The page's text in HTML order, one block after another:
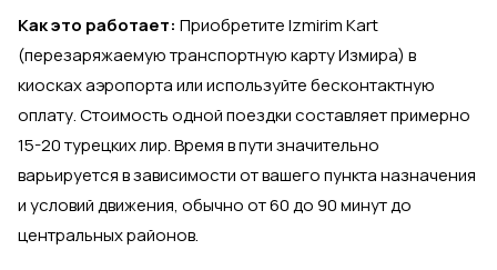
Как это работает: Приобретите Izmirim Kart
(перезаряжаемую транспортную карту Измира) в
киосках аэропорта или используйте бесконтактную
оплату. Стоимость одной поездки составляет примерно
15-20 турецких лир. Время в пути значительно
варьируется в зависимости от вашего пункта назначения
и условий движения, обычно от 60 до 90 минут до
центральных районов.